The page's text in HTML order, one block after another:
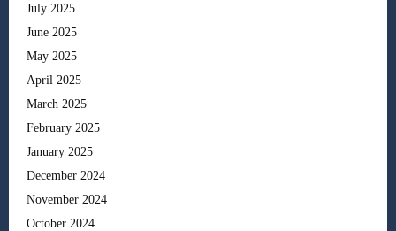
July 2025
June 2025
May 2025
April 2025
March 2025
February 2025
January 2025
December 2024
November 2024
October 2024